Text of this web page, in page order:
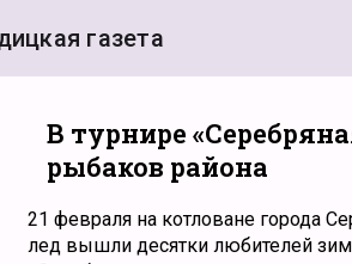
газета
В турнире
рыбаков района
21 февраля на котловане города
лед вышли десятки любителей